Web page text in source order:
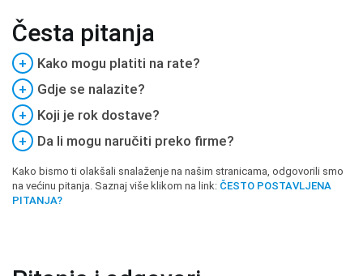
Česta pitanja
+
Kako mogu platiti na rate?
+
Gdje se nalazite?
+
Koji je rok dostave?
+
Da li mogu naručiti preko firme?
Kako bismo ti olakšali snalaženje na našim stranicama, odgovorili smo
na većinu pitanja. Saznaj više klikom na link: ČESTO POSTAVLJENA
PITANJA?